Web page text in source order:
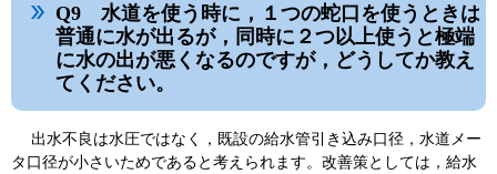
Q9 水道を使う時に，１つの蛇口を使うときは
普通に水が出るが，同時に２つ以上使うと極端
に水の出が悪くなるのですが，どうしてか教え
てください。
出水不良は水圧ではなく，既設の給水管引き込み口径，水道メー
タ口径が小さいためであると考えられます。改善策としては，給水